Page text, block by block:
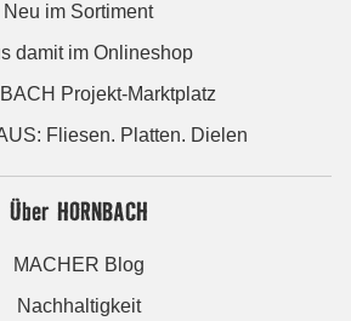
Neu im Sortiment
damit im Onlineshop
Projekt-Marktplatz
Fliesen. Platten. Dielen
Über HORNBACH
MACHER Blog
Nachhaltigkeit